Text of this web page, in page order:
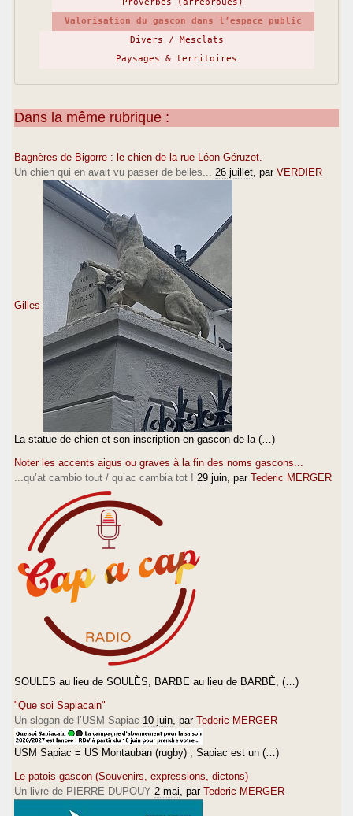
Valorisation du gascon dans l’espace public
Divers / Mesclats
Paysages & territoires
Dans la même rubrique :
Bagnères de Bigorre : le chien de la rue Léon Géruzet.
Un chien qui en avait vu passer de belles...
26 juillet , par VERDIER
Gilles
La statue de chien et son inscription en gascon de la (…)
Noter les accents aigus ou graves à la fin des noms gascons...
...qu’at cambio tout / qu’ac cambia tot ! 29 juin , par Tederic MERGER
SOULES au lieu de SOULÈS, BARBE au lieu de BARBÈ, (…)
"Que soi Sapiacain"
Un slogan de l’USM Sapiac 10 juin , par Tederic MERGER
USM Sapiac = US Montauban (rugby) ; Sapiac est un (…)
Le patois gascon (Souvenirs, expressions, dictons)
Un livre de PIERRE DUPOUY 2 mai , par Tederic MERGER